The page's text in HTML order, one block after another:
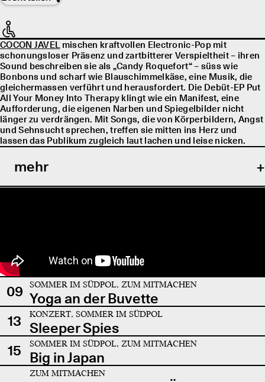
COCON JAVELmischen kraftvollen Electronic-Pop mit
schonungsloser Präsenz und zartbitterer Verspieltheit – ihren
Sound beschreiben sie als „Candy Roquefort“ – süss wie
Bonbons und scharf wie Blauschimmelkäse, eine Musik, die
gleichermassen verführt und herausfordert. Die Debüt-EP Put
All Your Money Into Therapy klingt wie ein Manifest, eine
Aufforderung, die eigenen Narben und Spiegelbilder nicht
länger zu verdrängen. Mit Songs, die von Körperbildern, Angst
und Sehnsucht sprechen, treffen sie mitten ins Herz und
lassen das Publikum zugleich laut lachen und leise nicken.
mehr
09 SOMMER IM SÜDPOL, ZUM MITMACHEN
Yoga an der Buvette
13
KONZERT, SOMMER IM SÜDPOL
Sleeper Spies
15
SOMMER IM SÜDPOL, ZUM MITMACHEN
Big in Japan
ZUM MITMACHEN